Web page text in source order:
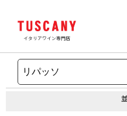
イタリアワイン専門店